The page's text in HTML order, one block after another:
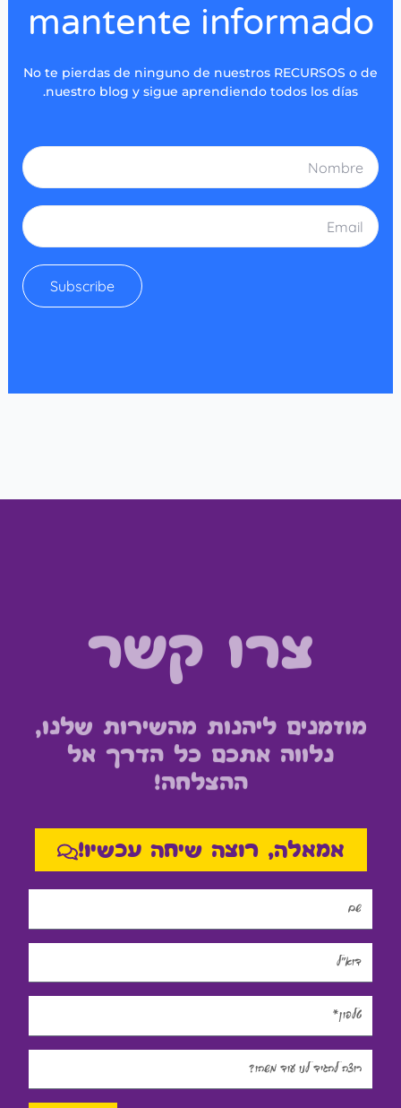
mantente informado
No te pierdas de ninguno de nuestros RECURSOS o de
nuestro blog y sigue aprendiendo todos los días.
Nombre
Email
Subscribe
צרו קשר
מוזמנים ליהנות מהשירות שלנו,
נלווה אתכם כל הדרך אל
ההצלחה!
אמאלה, רוצה שיחה עכשיו!
Email
Phone
Message